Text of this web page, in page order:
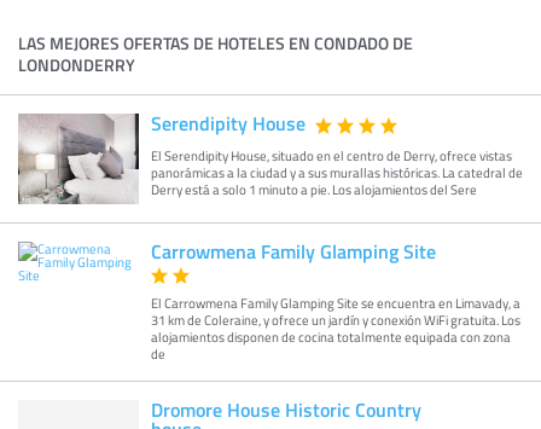
LAS MEJORES OFERTAS DE HOTELES EN CONDADO DE
LONDONDERRY
Serendipity House
El Serendipity House, situado en el centro de Derry, ofrece vistas
panorámicas a la ciudad y a sus murallas históricas. La catedral de
Derry está a solo 1 minuto a pie. Los alojamientos del Sere
Carrowmena Family Glamping Site
El Carrowmena Family Glamping Site se encuentra en Limavady, a
31 km de Coleraine, y ofrece un jardín y conexión WiFi gratuita. Los
alojamientos disponen de cocina totalmente equipada con zona
de
Dromore House Historic Country